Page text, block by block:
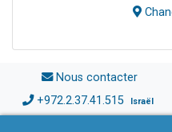
Nous contacter
+972.2.37.41.515 Israël